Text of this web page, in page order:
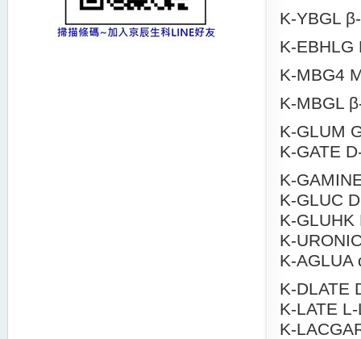
K-YBGL
K-
K-MBG4
K-MBGL
K-GLUM
K-GATE
K-
K-GLUC
K-
K-
K-
K-DLATE
K-LATE
K-